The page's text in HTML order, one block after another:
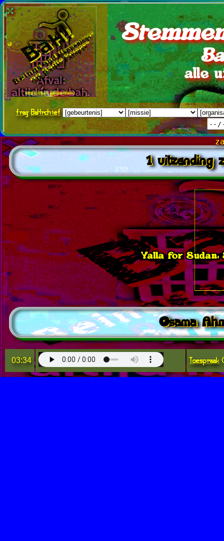
alle
fragBaHrchief
1 uitzending
Yalla for Sudan:
Osama
03:34 Toespraak